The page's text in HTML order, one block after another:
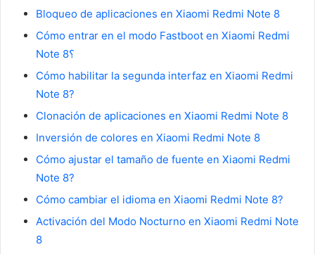
Bloqueo de aplicaciones en Xiaomi Redmi Note 8
Cómo entrar en el modo Fastboot en Xiaomi Redmi
Note 8؟
Cómo habilitar la segunda interfaz en Xiaomi Redmi
Note 8?
Clonación de aplicaciones en Xiaomi Redmi Note 8
Inversión de colores en Xiaomi Redmi Note 8
Cómo ajustar el tamaño de fuente en Xiaomi Redmi
Note 8?
Cómo cambiar el idioma en Xiaomi Redmi Note 8?
Activación del Modo Nocturno en Xiaomi Redmi Note
8